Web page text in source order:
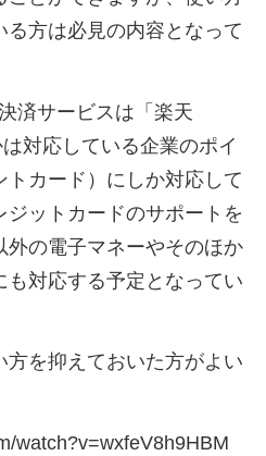
方は必見の内容となって
済サービスは「楽天
対応している企業のポイ
トカード）にしか対応して
ットカードのサポートを
外の電子マネーやそのほか
対応する予定となってい
方を抑えておいた方がよい
watch?v=wxfeV8h9HBM